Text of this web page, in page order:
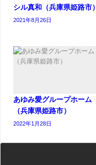
シル真和（兵庫県姫路市）
2021年8月26日
あゆみ愛グループホーム
（兵庫県姫路市）
2022年1月28日